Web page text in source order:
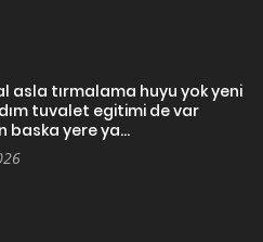
asla tırmalama huyu yok yeni
tuvalet egitimi de var
baska yere ya...